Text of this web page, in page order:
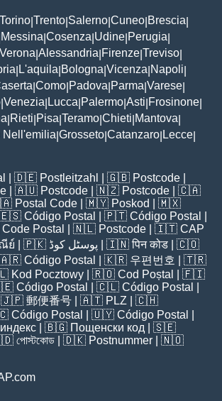
Torino Trento Salerno Cuneo Brescia
Messina Cosenza Udine Perugia
Verona Alessandria Firenze Treviso
L'aquila Bologna Vicenza Napoli
Como Padova Parma Varese
Venezia Lucca Palermo Asti Frosinone
Rieti Pisa Teramo Chieti Mantova
Nell'emilia Grosseto Catanzaro Lecce
| 🇩🇪 Postleitzahl | 🇬🇧 Postcode
| 🇦🇺 Postcode | 🇳🇿 Postcode | 🇨🇦
Postal Code | 🇲🇾 Poskod
| 🇲🇽
🇪🇸 Código Postal | 🇵🇹 Código Postal
Code Postal | 🇳🇱 Postcode | 🇮🇹 CAP
ย์ | 🇵🇰 پوسٹل کوڈ | 🇮🇳पिन कोड | 🇨🇴
🇦🇷 Código Postal | 🇰🇷 우편번호
| 🇹🇷
Kod Pocztowy | 🇷🇴 Cod Poștal
| 🇫🇮
Código Postal | 🇨🇱 Código Postal
🇯🇵 郵便番号 | 🇦🇹 PLZ | 🇨🇭
Código Postal | 🇺🇾 Código Postal
| 🇧🇬 Пощенски код | 🇸🇪
পোস্টকোড | 🇩🇰 Postnummer | 🇳🇴